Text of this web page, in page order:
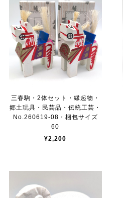
三春駒・2体セット・縁起物・
郷土玩具・民芸品・伝統工芸・
No.260619-08・梱包サイズ
60
¥2,200